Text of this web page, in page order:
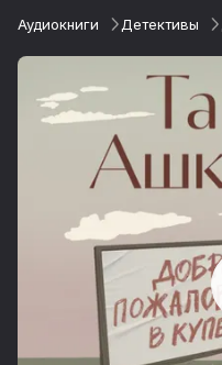
Аудиокниги Детективы